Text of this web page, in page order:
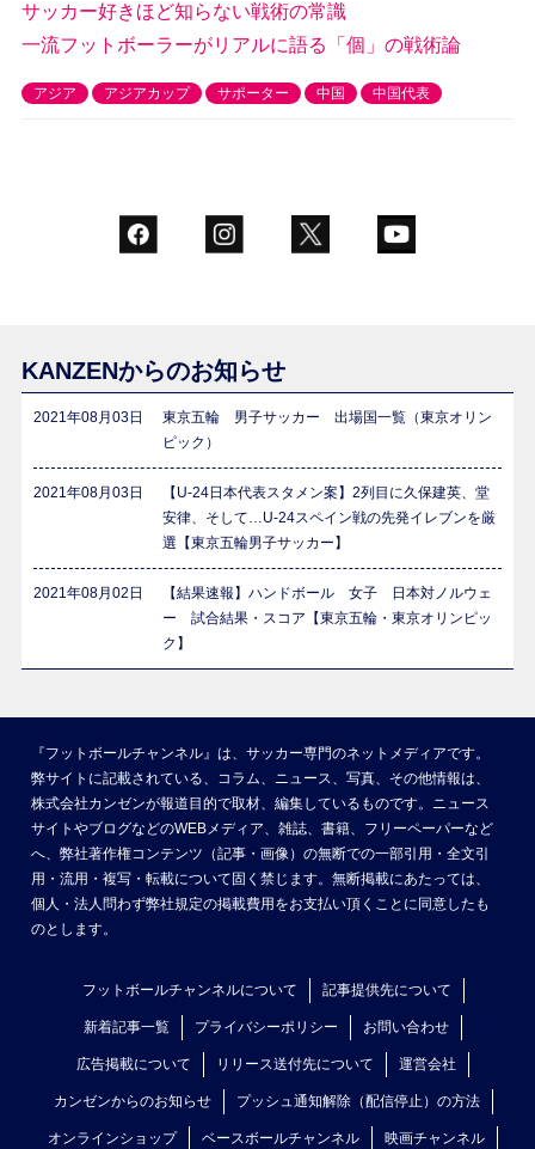
サッカー好きほど知らない戦術の常識
一流フットボーラーがリアルに語る「個」の戦術論
アジア アジアカップ サポーター 中国 中国代表
KANZENからのお知らせ
2021年08月03日
東京五輪 男子サッカー 出場国一覧（東京オリン
ピック）
2021年08月03日
【U-24日本代表スタメン案】2列目に久保建英、堂
安律、そして…U-24スペイン戦の先発イレブンを厳
選【東京五輪男子サッカー】
2021年08月02日
【結果速報】ハンドボール 女子 日本対ノルウェ
ー 試合結果・スコア【東京五輪・東京オリンピッ
ク】
『フットボールチャンネル』は、サッカー専門のネットメディアです。
弊サイトに記載されている、コラム、ニュース、写真、その他情報は、
株式会社カンゼンが報道目的で取材、編集しているものです。ニュース
サイトやブログなどのWEBメディア、雑誌、書籍、フリーペーパーなど
へ、弊社著作権コンテンツ（記事・画像）の無断での一部引用・全文引
用・流用・複写・転載について固く禁じます。無断掲載にあたっては、
個人・法人問わず弊社規定の掲載費用をお支払い頂くことに同意したも
のとします。
フットボールチャンネルについて 記事提供先について
新着記事一覧 プライバシーポリシー お問い合わせ
広告掲載について リリース送付先について 運営会社
カンゼンからのお知らせ プッシュ通知解除（配信停止）の方法
オンラインショップ ベースボールチャンネル 映画チャンネル